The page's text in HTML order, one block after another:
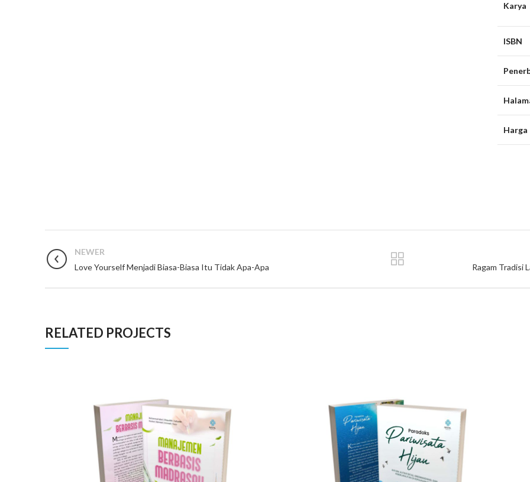
Karya
ISBN
Harga
NEWER
Love Yourself Menjadi Biasa-Biasa Itu Tidak Apa-Apa
Ragam Tradisi
RELATED PROJECTS